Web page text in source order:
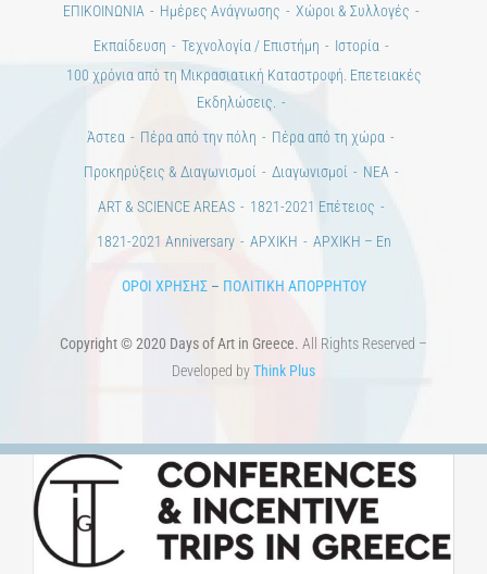
ΕΠΙΚΟΙΝΩΝΙΑ
Ημέρες Ανάγνωσης
Χώροι & Συλλογές
Εκπαίδευση
Τεχνολογία / Επιστήμη
Ιστορία
100 χρόνια από τη Μικρασιατική Καταστροφή. Επετειακές
Εκδηλώσεις.
Άστεα
Πέρα από την πόλη
Πέρα από τη χώρα
Προκηρύξεις & Διαγωνισμοί
Διαγωνισμοί
ΝΕΑ
ART & SCIENCE AREAS
1821-2021 Επέτειος
1821-2021 Anniversary
ΑΡΧΙΚΗ ΑΡΧΙΚΗ – En
ΟΡΟΙ ΧΡΗΣΗΣ– ΠΟΛΙΤΙΚΗ ΑΠΟΡΡΗΤΟΥ
Copyright © 2020 Days of Art in Greece. All Rights Reserved –
Developed byThink Plus